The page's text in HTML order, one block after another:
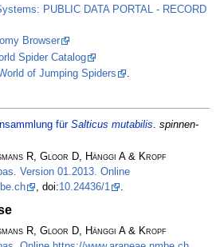
PUBLIC DATA PORTAL - RECORD
Browser
Spider Catalog
of Jumping Spiders .
für Salticus mutabilis. spinnen-
R, Gloor D, Hänggi A & Kropf
Version 01.2013. Online
, doi:10.24436/1
R, Gloor D, Hänggi A & Kropf